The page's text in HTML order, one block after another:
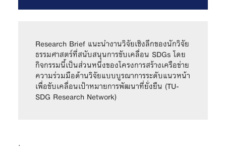
Research Brief แนะนำงานวิจัยเชิงลึกของนักวิจัย
ธรรมศาสตร์ที่สนับสนุนการขับเคลื่อน SDGs โดย
กิจกรรมนี้เป็นส่วนหนึ่งของโครงการสร้างเครือข่าย
ความร่วมมือด้านวิจัยแบบบูรณาการระดับแนวหน้า
เพื่อขับเคลื่อนเป้าหมายการพัฒนาที่ยั่งยืน (TU-
SDG Research Network)
.